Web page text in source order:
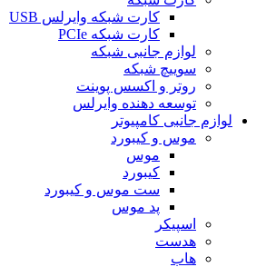
کارت شبکه وایرلس USB
کارت شبکه PCIe
لوازم جانبی شبکه
سوییچ شبکه
روتر و اکسس پوینت
توسعه دهنده وایرلس
لوازم جانبی کامپیوتر
موس و کیبورد
موس
کیبورد
ست موس و کیبورد
پد موس
اسپیکر
هدست
هاب